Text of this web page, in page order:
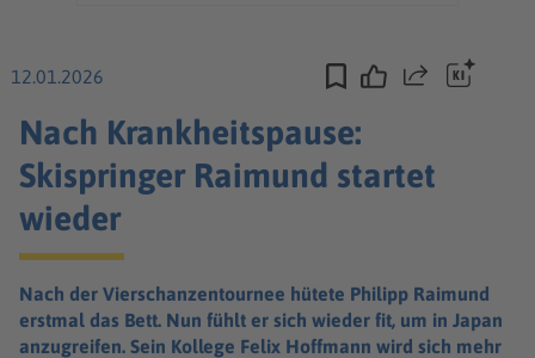
12.01.2026 Teilen
Nach Krankheitspause:
Skispringer Raimund startet
wieder
Nach der Vierschanzentournee hütete Philipp Raimund
erstmal das Bett. Nun fühlt er sich wieder fit, um in Japan
anzugreifen. Sein Kollege Felix Hoffmann wird sich mehr